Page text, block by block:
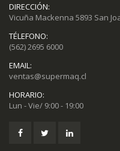
DIRECCIÓN:
Vicuña Mackenna 5893 San
TÉLEFONO:
(562) 2695 6000
EMAIL:
ventas@supermaq.cl
HORARIO:
Lun - Vie/ 9:00 - 19:00